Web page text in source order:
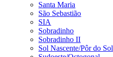
Santa Maria
São Sebastião
SIA
Sobradinho
Sobradinho II
Sol Nascente/Pôr do Sol